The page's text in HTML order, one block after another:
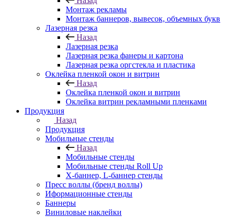
Монтаж рекламы
Монтаж баннеров, вывесок, объемных букв
Лазерная резка
Назад
Лазерная резка
Лазерная резка фанеры и картона
Лазерная резка оргстекла и пластика
Оклейка пленкой окон и витрин
Назад
Оклейка пленкой окон и витрин
Оклейка витрин рекламными пленками
Продукция
Назад
Продукция
Мобильные стенды
Назад
Мобильные стенды
Мобильные стенды Roll Up
Х-баннер, L-баннер стенды
Пресс воллы (бренд воллы)
Иформационные стенды
Баннеры
Виниловые наклейки